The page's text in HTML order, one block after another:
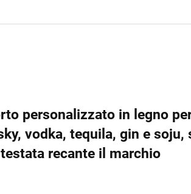
personalizzato in legno
vodka, tequila, gin e soju,
recante il marchio